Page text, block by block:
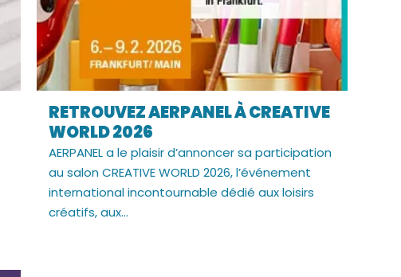
RETROUVEZ AERPANEL À CREATIVE
WORLD 2026
AERPANEL a le plaisir d’annoncer sa participation
au salon CREATIVE WORLD 2026, l’événement
international incontournable dédié aux loisirs
créatifs, aux...